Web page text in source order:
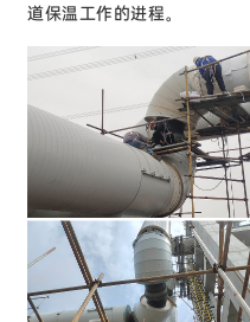
道保温工作的进程。